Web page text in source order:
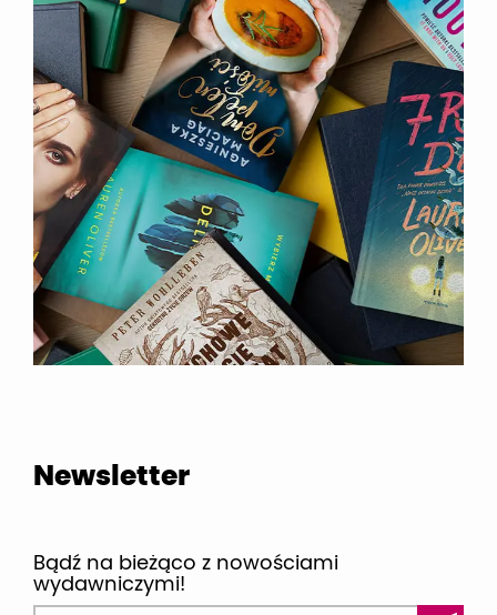
Newsletter
Bądź na bieżąco z nowościami
wydawniczymi!